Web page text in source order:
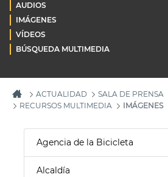
AUDIOS
IMÁGENES
VÍDEOS
BÚSQUEDA MULTIMEDIA
ACTUALIDAD
SALA DE PRENSA
RECURSOS MULTIMEDIA
IMÁGENES
Agencia de la Bicicleta
Alcaldía